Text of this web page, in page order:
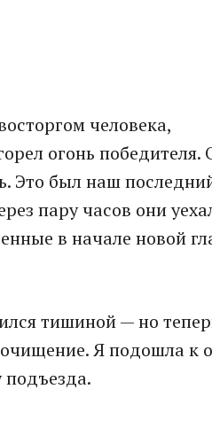
человека,
огонь победителя.
Это был наш
пару часов они
в начале новой
тишиной — но
Я подошла к